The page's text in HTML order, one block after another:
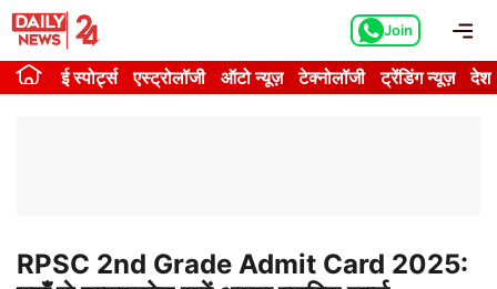
Skip
content
Join
ई स्पोर्ट्स एस्ट्रोलॉजी ऑटो न्यूज़ टेक्नोलॉजी ट्रेंडिंग न्यूज़ देश
RPSC 2nd Grade Admit Card 2025: